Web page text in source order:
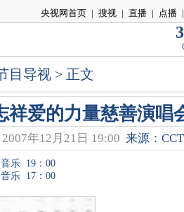
央视网首页 | 搜视 | 直播 | 点播 |
目导视 > 正文
祥爱的力量慈善演唱
2007年12月21日 19:00 来源：
乐 19：00
乐 17：00